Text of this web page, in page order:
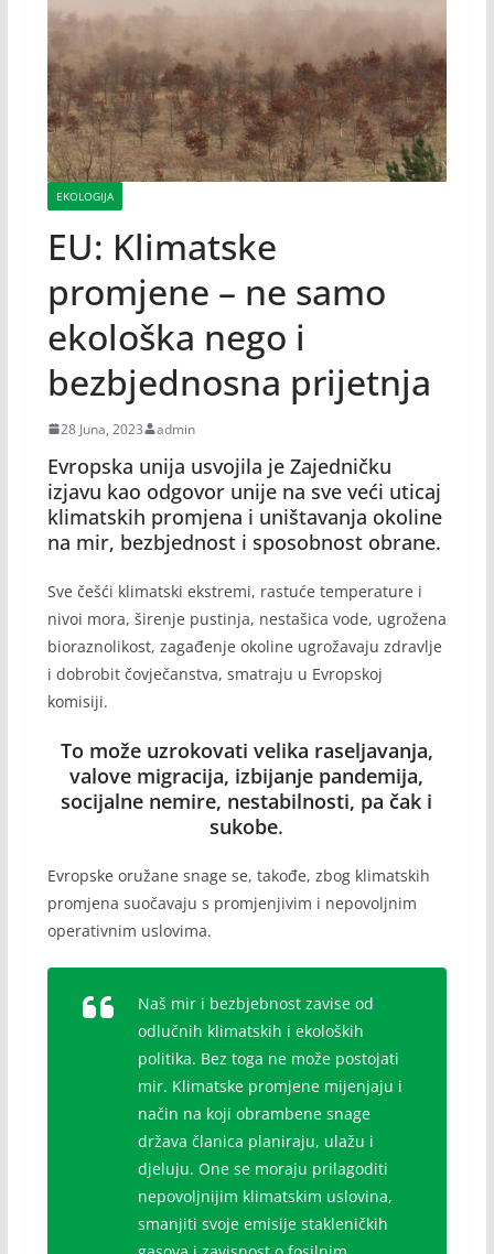
EKOLOGIJA
EU: Klimatske
promjene – ne samo
ekološka nego i
bezbjednosna prijetnja
28 Juna, 2023 admin
Evropska unija usvojila je Zajedničku
izjavu kao odgovor unije na sve veći uticaj
klimatskih promjena i uništavanja okoline
na mir, bezbjednost i sposobnost obrane.
Sve češći klimatski ekstremi, rastuće temperature i
nivoi mora, širenje pustinja, nestašica vode, ugrožena
bioraznolikost, zagađenje okoline ugrožavaju zdravlje
i dobrobit čovječanstva, smatraju u Evropskoj
komisiji.
To može uzrokovati velika raseljavanja,
valove migracija, izbijanje pandemija,
socijalne nemire, nestabilnosti, pa čak i
sukobe.
Evropske oružane snage se, takođe, zbog klimatskih
promjena suočavaju s promjenjivim i nepovoljnim
operativnim uslovima.
Naš mir i bezbjebnost zavise od
odlučnih klimatskih i ekoloških
politika. Bez toga ne može postojati
mir. Klimatske promjene mijenjaju i
način na koji obrambene snage
država članica planiraju, ulažu i
djeluju. One se moraju prilagoditi
nepovoljnijim klimatskim uslovina,
smanjiti svoje emisije stakleničkih